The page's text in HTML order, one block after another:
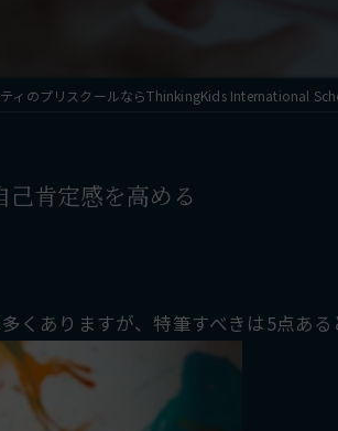
ィのプリスクールならThinkingKids International
肯定感を高める
ありますが、特筆すべきは5点ある